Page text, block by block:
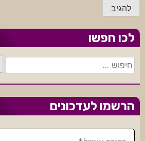
לכו חפשו
חיפוש:
הרשמו לעדכונים